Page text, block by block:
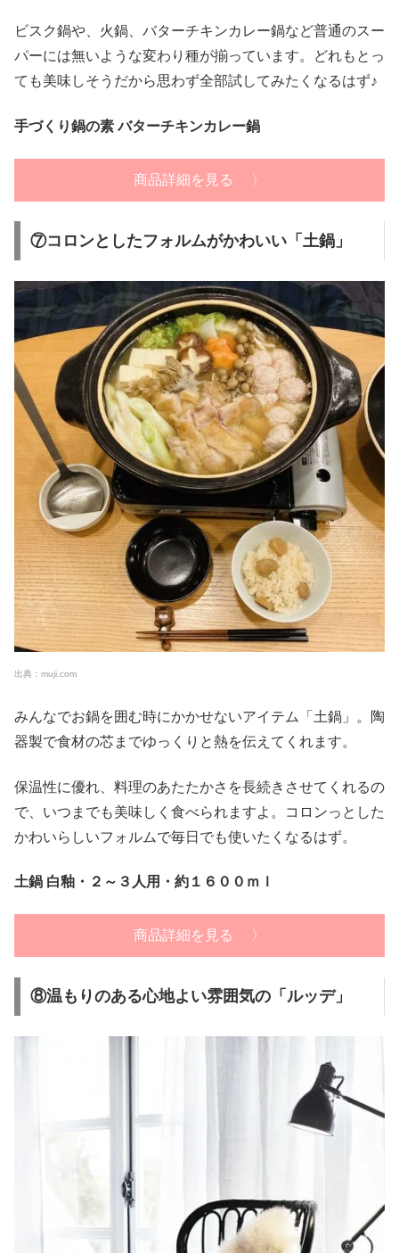
ビスク鍋や、火鍋、バターチキンカレー鍋など普通のスー
パーには無いような変わり種が揃っています。どれもとっ
ても美味しそうだから思わず全部試してみたくなるはず♪
手づくり鍋の素 バターチキンカレー鍋
商品詳細を見る 〉
⑦コロンとしたフォルムがかわいい「土鍋」
出典：muji.com
みんなでお鍋を囲む時にかかせないアイテム「土鍋」。陶
器製で食材の芯までゆっくりと熱を伝えてくれます。
保温性に優れ、料理のあたたかさを長続きさせてくれるの
で、いつまでも美味しく食べられますよ。コロンっとした
かわいらしいフォルムで毎日でも使いたくなるはず。
土鍋 白釉・２～３人用・約１６００ｍｌ
商品詳細を見る 〉
⑧温もりのある心地よい雰囲気の「ルッデ」